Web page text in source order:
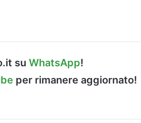
su WhatsApp!
per rimanere aggiornato!